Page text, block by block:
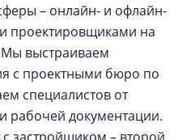
– онлайн- и офлайн-
проектировщиками на
Мы выстраиваем
с проектными бюро по
специалистов от
рабочей документации.